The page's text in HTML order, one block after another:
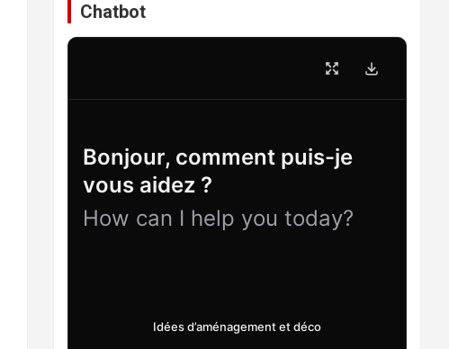
Chatbot
Bonjour, comment puis-je
vous aidez ?
How can I help you today?
Idées d’aménagement et déco